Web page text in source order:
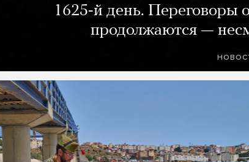
1625-й день. Переговоры
продолжаются —